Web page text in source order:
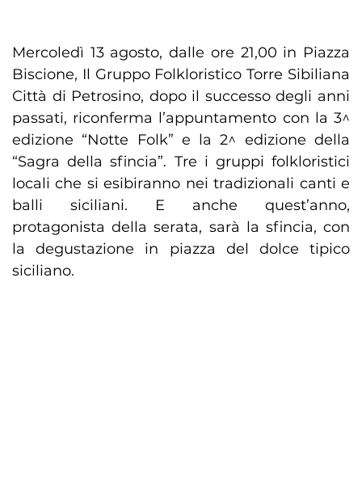
Mercoledì 13 agosto, dalle ore 21,00 in Piazza
Biscione, Il Gruppo Folkloristico Torre Sibiliana
Città di Petrosino, dopo il successo degli anni
passati, riconferma l’appuntamento con la 3^
edizione “Notte Folk” e la 2^ edizione della
“Sagra della sfincia”. Tre i gruppi folkloristici
locali che si esibiranno nei tradizionali canti e
balli siciliani. E anche quest’anno,
protagonista della serata, sarà la sfincia, con
la degustazione in piazza del dolce tipico
siciliano.